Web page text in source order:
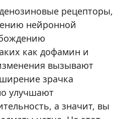
рецепторы,
нейронной
как дофамин и
вызывают
зрачка
улучшают
а значит, вы